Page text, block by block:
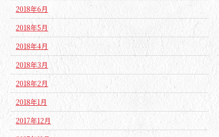
2018年6月
2018年5月
2018年4月
2018年3月
2018年2月
2018年1月
2017年12月